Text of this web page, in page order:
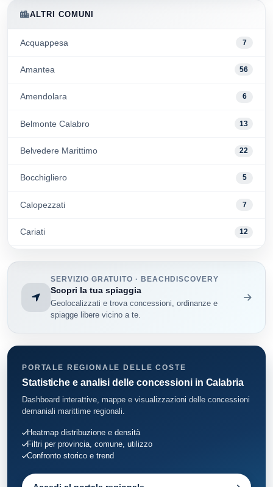
ALTRI COMUNI
Acquappesa 7
Amantea 56
Amendolara 6
Belmonte Calabro 13
Belvedere Marittimo 22
Bocchigliero 5
Calopezzati 7
Cariati 12
Cetraro
Cosenza
Fiumefreddo Bruzio
Fuscaldo
Guardia Piemontese
Longobardi 5
SERVIZIO GRATUITO · BEACHDISCOVERY
Scopri la tua spiaggia
Geolocalizzati e trova concessioni, ordinanze e
spiagge libere vicino a te.
PORTALE REGIONALE DELLE COSTE
Statistiche e analisi delle concessioni in Calabria
Dashboard interattive, mappe e visualizzazioni delle concessioni
demaniali marittime regionali.
Heatmap distribuzione e densità
Filtri per provincia, comune, utilizzo
Confronto storico e trend